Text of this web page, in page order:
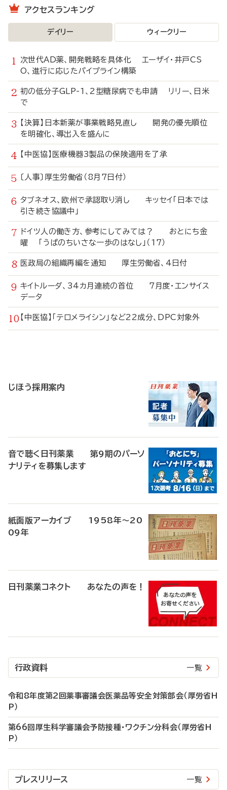
アクセスランキング
デイリー ウィークリー
次世代AD薬、開発戦略を具体化 エーザイ・井戸CS
O、進行に応じたパイプライン構築
初の低分子GLP-1、2型糖尿病でも申請 リリー、日米
で
【決算】日本新薬が事業戦略見直し 開発の優先順位
を明確化、導出入を盛んに
【中医協】医療機器3製品の保険適用を了承
〔人事〕厚生労働省（8月7日付）
タブネオス、欧州で承認取り消し キッセイ「日本では
引き続き協議中」
ドイツ人の働き方、参考にしてみては？ おとにち金
曜 「うぱのちいさな一歩のはなし」（17）
医政局の組織再編を通知 厚生労働省、4日付
キイトルーダ、34カ月連続の首位 7月度・エンサイス
データ
【中医協】「テロメライシン」など22成分、DPC対象外
じほう採用案内
音で聴く日刊薬業 第9期のパーソ
ナリティを募集します
紙面版アーカイブ 1958年～20
09年
日刊薬業コネクト あなたの声を！
行政資料 一覧
令和8年度第2回薬事審議会医薬品等安全対策部会（厚労省H
P）
第66回厚生科学審議会予防接種・ワクチン分科会（厚労省H
P）
プレスリリース 一覧